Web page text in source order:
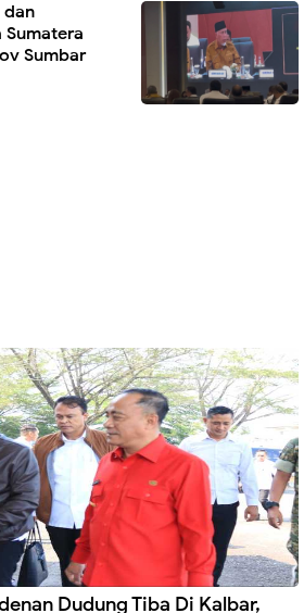
dan
Sumatera
Sumbar
Dudung Tiba Di Kalbar,